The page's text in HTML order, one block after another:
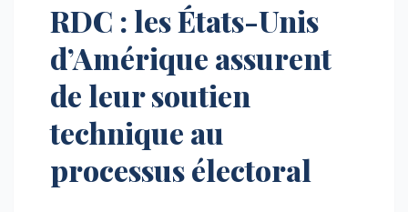
RDC : les États-Unis
d’Amérique assurent
de leur soutien
technique au
processus électoral